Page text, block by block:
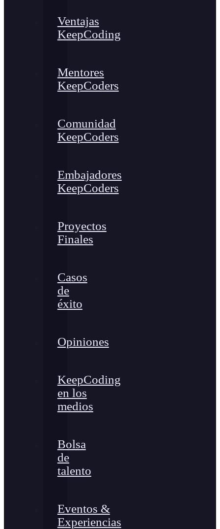
Ventajas
KeepCoding
Mentores
KeepCoders
Comunidad
KeepCoders
Embajadores
KeepCoders
Proyectos
Finales
Casos
de
éxito
Opiniones
KeepCoding
en los
medios
Bolsa
de
talento
Eventos &
Experiencias